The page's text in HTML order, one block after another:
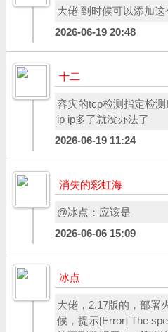
大佬 到时候可以添加
2026-06-19 20:48
十二
容灾的tcp检测指定检
ip ip多了就没办法了
2026-06-19 11:24
消失的彩虹海
@冰点：应该是
2026-06-06 15:09
冰点
大佬，2.17版的，部署
候，提示[Error] The